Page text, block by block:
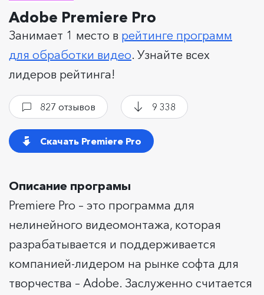
Adobe Premiere Pro
Занимает 1 место в рейтинге программ
для обработки видео. Узнайте всех
лидеров рейтинга!
827 отзывов 9 338
Скачать Premiere Pro
Описание програмы
Premiere Pro – это программа для
нелинейного видеомонтажа, которая
разрабатывается и поддерживается
компанией-лидером на рынке софта для
творчества – Adobe. Заслуженно считается